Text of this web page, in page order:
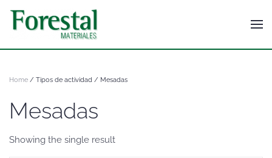
Home / Tipos de actividad / Mesadas
Mesadas
Showing the single result